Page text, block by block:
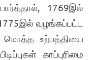
1769இல்
வழங்கப்பட்ட
மொத்த உற்பத்தியை
காப்புரிமை